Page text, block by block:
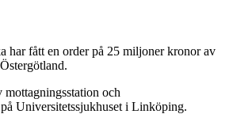
har fått en order på 25 miljoner kronor av
mottagningsstation och
Universitetssjukhuset i Linköping.